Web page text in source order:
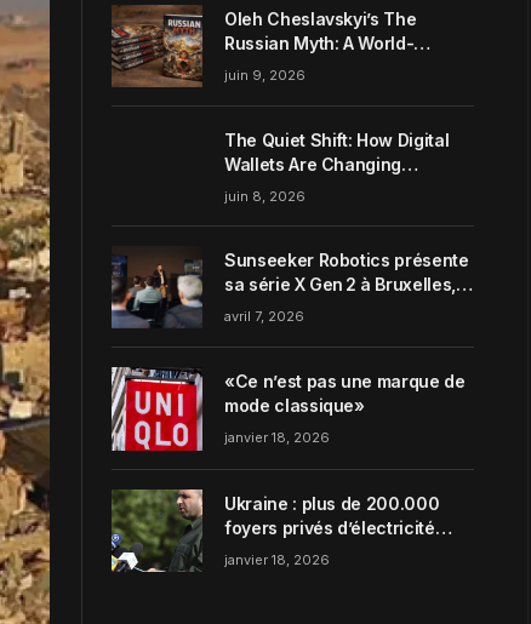
Oleh Cheslavskyi’s The
Russian Myth: A World-
Systems Analysis of
juin 9, 2026
The Quiet Shift: How Digital
Wallets Are Changing
Everyday Money Habits in the
juin 8, 2026
Sunseeker Robotics présente
sa série X Gen 2 à Bruxelles,
incarnant parfaitement le
avril 7, 2026
«Ce n’est pas une marque de
mode classique»
janvier 18, 2026
Ukraine : plus de 200.000
foyers privés d’électricité
dans la région de Zaporijjia
janvier 18, 2026